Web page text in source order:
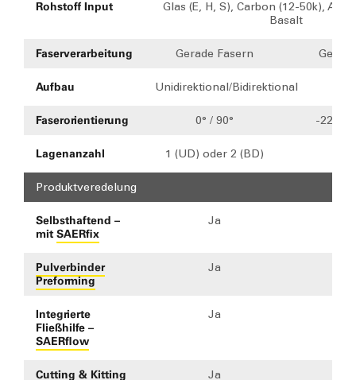
Rohstoff Input
Glas (E, H, S), Carbon (12-50k),
Basalt
Faserverarbeitung Gerade Fasern
Aufbau Unidirektional/Bidirektional
Faserorientierung 0° / 90° -22.5°
Lagenanzahl 1 (UD) oder 2 (BD)
Produktveredelung
Selbsthaftend –
mitSAERfix
Ja
Pulverbinder
Preforming
Ja
Integrierte
Fließhilfe –
SAERflow
Ja
Cutting & Kitting Ja